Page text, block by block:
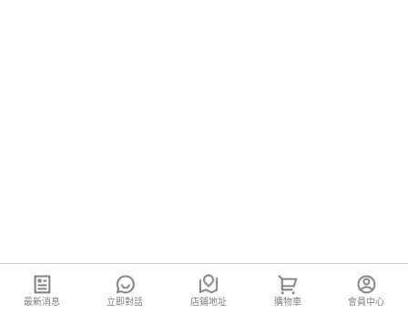
最新消息 立即對話 店鋪地址 購物車 會員中心